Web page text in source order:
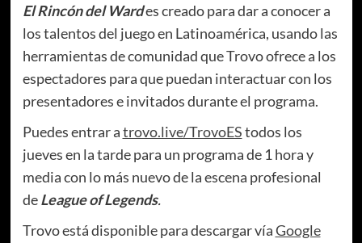
El Rincón del Wardes creado para dar a conocer a
los talentos del juego en Latinoamérica, usando las
herramientas de comunidad que Trovo ofrece a los
espectadores para que puedan interactuar con los
presentadores e invitados durante el programa.
Puedes entrar atrovo.live/TrovoEStodos los
jueves en la tarde para un programa de 1 hora y
media con lo más nuevo de la escena profesional
deLeague of Legends.
Trovo está disponible para descargar víaGoogle